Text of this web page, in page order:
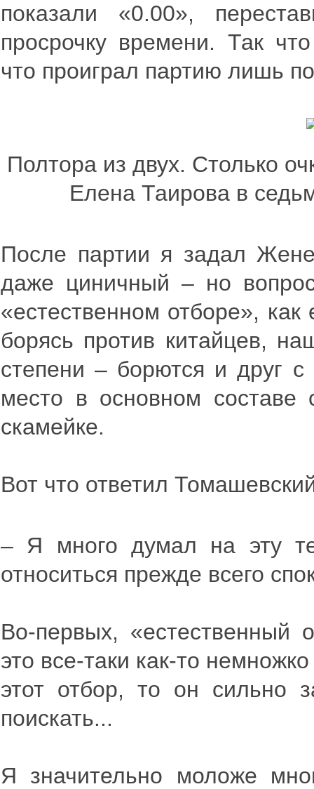
показали «0.00»,
просрочку времени. Так
что проиграл партию лишь
Полтора из двух. Столько
Елена Таирова в
После партии я задал
даже циничный – но
«естественном отборе»,
борясь против китайцев,
степени – борются и друг
место в основном
скамейке.
Вот что ответил
– Я много думал на эту
относиться прежде всего
Во-первых,
это все-таки как-то
этот отбор, то он сильно
поискать...
Я значительно моложе